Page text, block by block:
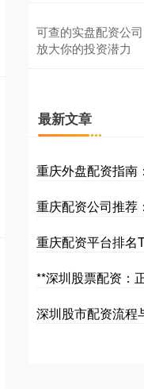
可查的实盘配资公
放大你的投资潜力
最新文章
重庆外盘配资指南
重庆配资公司推荐
重庆配资平台排名
**深圳股票配资：
深圳股市配资流程